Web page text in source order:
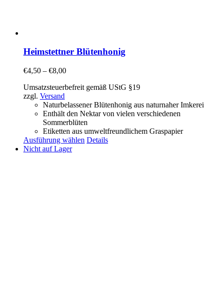
Heimstettner Blütenhonig
€4,50 – €8,00
Umsatzsteuerbefreit gemäß UStG §19
zzgl. Versand
Naturbelassener Blütenhonig aus naturnaher Imkerei
Enthält den Nektar von vielen verschiedenen
Sommerblüten
Etiketten aus umweltfreundlichem Graspapier
Ausführung wählen Details
Nicht auf Lager